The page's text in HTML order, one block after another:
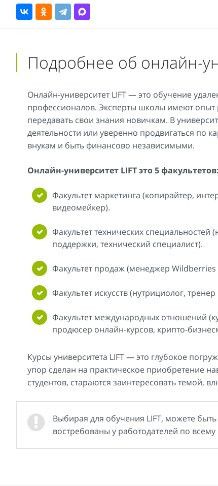
Подробнее об онлайн-
Онлайн-университет LIFT — это обучение
профессионалов. Эксперты школы имеют
передавать свои знания новичкам. В
деятельности или уверенно продвигаться по
внукам и быть финансово независимыми.
Онлайн-университет LIFT это 5 факультетов:
Факультет маркетинга (копирайтер,
видеомейкер).
Факультет технических
поддержки, технический специалист).
Факультет продаж (менеджер
Факультет искусств (нутрициолог,
Факультет международных отношений
продюсер онлайн-курсов, крипто-
Курсы университета LIFT — это глубокое
упор сделан на практическое приобретение
студентов, стараются заинтересовать темой,
Выбирая для обучения LIFT, можете
востребованы у работодателей по